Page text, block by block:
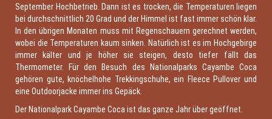
September Hochbetrieb. Dann ist es trocken, die Temperaturen liegen
bei durchschnittlich 20 Grad und der Himmel ist fast immer schön klar.
In den übrigen Monaten muss mit Regenschauern gerechnet werden,
wobei die Temperaturen kaum sinken. Natürlich ist es im Hochgebirge
immer kälter und je höher sie steigen, desto tiefer fällt das
Thermometer. Für den Besuch des Nationalparks Cayambe Coca
gehören gute, knöchelhohe Trekkingschuhe, ein Fleece Pullover und
eine Outdoorjacke immer ins Gepäck.
Der Nationalpark Cayambe Coca ist das ganze Jahr über geöffnet.